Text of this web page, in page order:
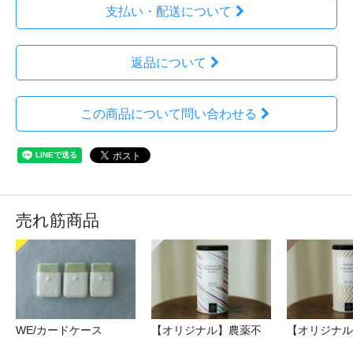
支払い・配送について
返品について
この商品について問い合わせる
売れ筋商品
WE/カードケース
【オリジナル】農薬不
【オリジナ